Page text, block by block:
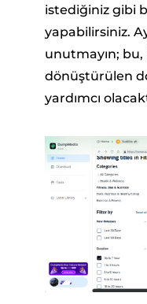
istediğiniz gibi
yapabilirsiniz.
unutmayın;
dönüştürülen
yardımcı